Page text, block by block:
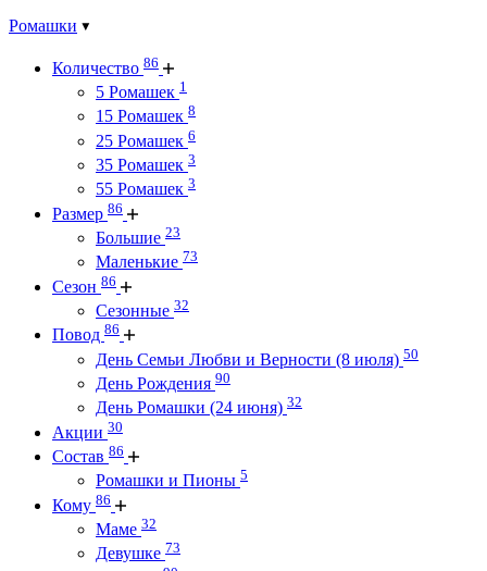
Ромашки
Количество 86
5 Ромашек 1
15 Ромашек 8
25 Ромашек 6
35 Ромашек 3
55 Ромашек 3
Размер 86
Большие 23
Маленькие 73
Сезон 86
Сезонные 32
Повод 86
День Семьи Любви и Верности (8 июля) 50
День Рождения 90
День Ромашки (24 июня) 32
Акции 30
Состав 86
Ромашки и Пионы 5
Кому 86
Маме 32
Девушке 73